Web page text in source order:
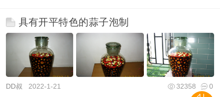
具有开平特色的蒜子泡制
DD叔 2022-1-21 0
32358